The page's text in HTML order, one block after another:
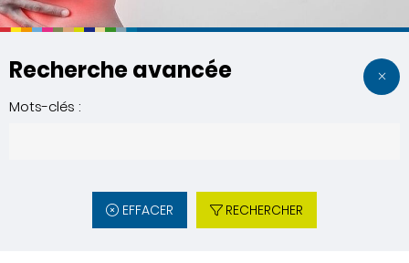
Recherche avancée
Mots-clés :
EFFACER RECHERCHER